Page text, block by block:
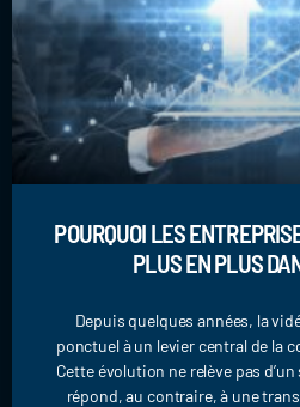
POURQUOI LES
PLUS EN PLUS
Depuis quelques années, la
ponctuel à un levier central de la
Cette évolution ne relève pas
répond, au contraire, à une